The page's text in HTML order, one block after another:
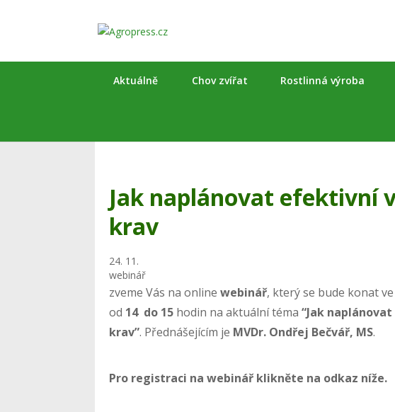
Aktuálně Chov zvířat Rostlinná výroba
Jak naplánovat efektivní
krav
24. 11.
webinář
zveme Vás na onlinewebinář, který se bude konat
od 14 do 15 hodin na aktuální téma“Jak
krav”. Přednášejícím je MVDr. Ondřej Bečvář, MS.
Pro registraci na webinář klikněte na odkaz níže.